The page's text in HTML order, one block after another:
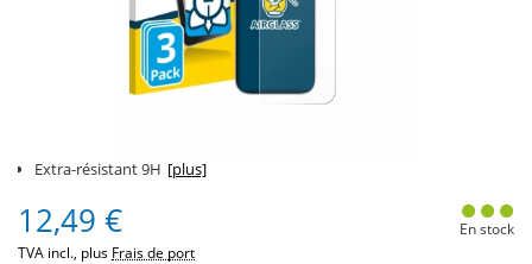
Extra-résistant 9H [plus]
12,49 €
TVA incl., plus Frais de port
En stock